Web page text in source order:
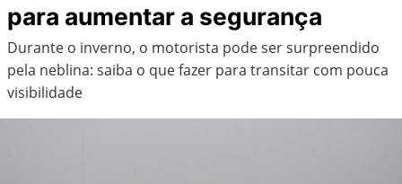
para aumentar a segurança
Durante o inverno, o motorista pode ser surpreendido
pela neblina: saiba o que fazer para transitar com pouca
visibilidade